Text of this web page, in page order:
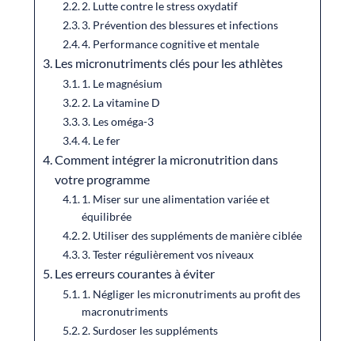
2. Lutte contre le stress oxydatif
3. Prévention des blessures et infections
4. Performance cognitive et mentale
Les micronutriments clés pour les athlètes
1. Le magnésium
2. La vitamine D
3. Les oméga-3
4. Le fer
Comment intégrer la micronutrition dans
votre programme
1. Miser sur une alimentation variée et
équilibrée
2. Utiliser des suppléments de manière ciblée
3. Tester régulièrement vos niveaux
Les erreurs courantes à éviter
1. Négliger les micronutriments au profit des
macronutriments
2. Surdoser les suppléments